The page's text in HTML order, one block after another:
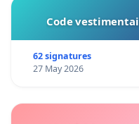
Code
62 signatures
27 May 2026